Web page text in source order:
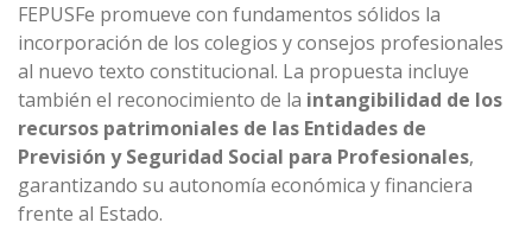
FEPUSFe promueve con fundamentos sólidos la
incorporación de los colegios y consejos profesionales
al nuevo texto constitucional. La propuesta incluye
también el reconocimiento de la intangibilidad de los
recursos patrimoniales de las Entidades de
Previsión y Seguridad Social para Profesionales,
garantizando su autonomía económica y financiera
frente al Estado.